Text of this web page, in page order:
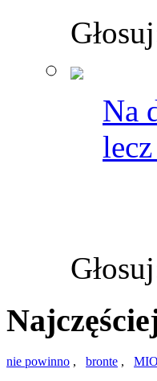
Na
nie powinno , bronte ,